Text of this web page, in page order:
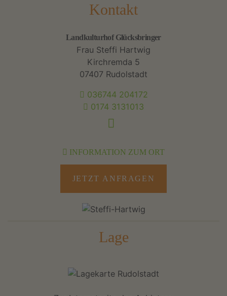
Kontakt
Landkulturhof Glücksbringer
Frau Steffi Hartwig
Kirchremda 5
07407 Rudolstadt
036744 204172
0174 3131013
INFORMATION ZUM ORT
JETZT ANFRAGEN
Lage